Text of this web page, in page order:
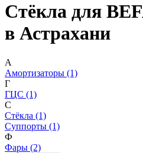
Стёкла для
в Астрахани
А
Амортизаторы (1)
Г
ГЦС (1)
С
Стёкла (1)
Суппорты (1)
Ф
Фары (2)